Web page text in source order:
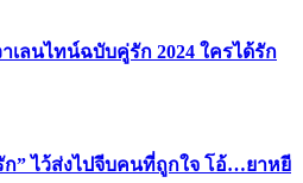
เลนไทน์ฉบับคู่รัก 2024 ใครได้รัก
ก” ไว้ส่งไปจีบคนที่ถูกใจ โอ้…ยาหยี